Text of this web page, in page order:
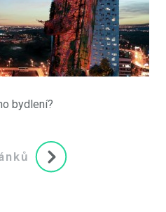
bydlení?